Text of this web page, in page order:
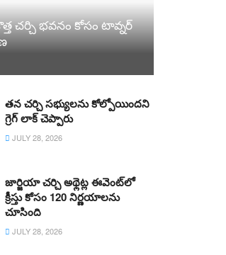
చర్చి భవనం కోసం టావ్నర్
తన చర్చి సభ్యులను కోల్పోయిందని
గ్రెగ్ లాక్ చెప్పారు
JULY 28, 2026
జార్జియా చర్చి అథ్లెట్ల ఈవెంట్‌లో
క్రీస్తు కోసం 120 నిర్ణయాలను
చూసింది
JULY 28, 2026